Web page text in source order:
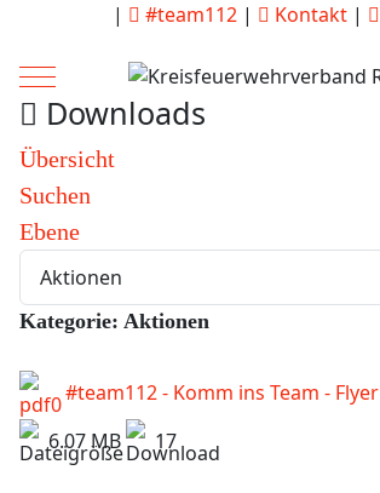
| #team112| Kontakt|
Mobile Menu Toggle
Downloads
Übersicht
Suchen
Ebene
Kategorie: Aktionen
#team112 - Komm ins Team - Flyer
6.07 MB
17